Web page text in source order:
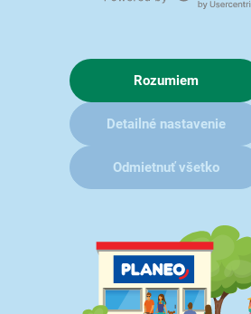
Rozumiem
Detailné nastavenie
Odmietnuť všetko
Recenzie (9)
60 x 60 cm je doplnený
zložiť a minimalizovať tak nároky
vplyvov.